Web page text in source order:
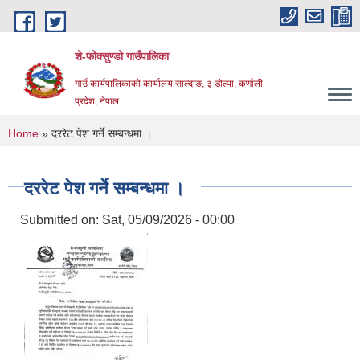
Skip to main content
शे-फोक्सुण्डो गाउँपालिका
गाउँ कार्यपालिकाको कार्यालय साल्दाङ, ३ डोल्पा, कर्णाली
प्रदेश, नेपाल
You are here
Home » दररेट पेश गर्ने सम्बन्धमा ।
दररेट पेश गर्ने सम्बन्धमा ।
Submitted on: Sat, 05/09/2026 - 00:00